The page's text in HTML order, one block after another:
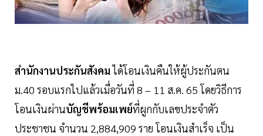
สำนักงานประกันสังคมได้โอนเงินคืนให้ผู้ประกันตน
ม.40 รอบแรกไปแล้วเมื่อวันที่ 8 – 11 ส.ค. 65 โดยวิธีการ
โอนเงินผ่านบัญชีพร้อมเพย์ที่ผูกกับเลขประจำตัว
ประชาชน จำนวน 2,884,909 ราย โอนเงินสำเร็จ เป็น